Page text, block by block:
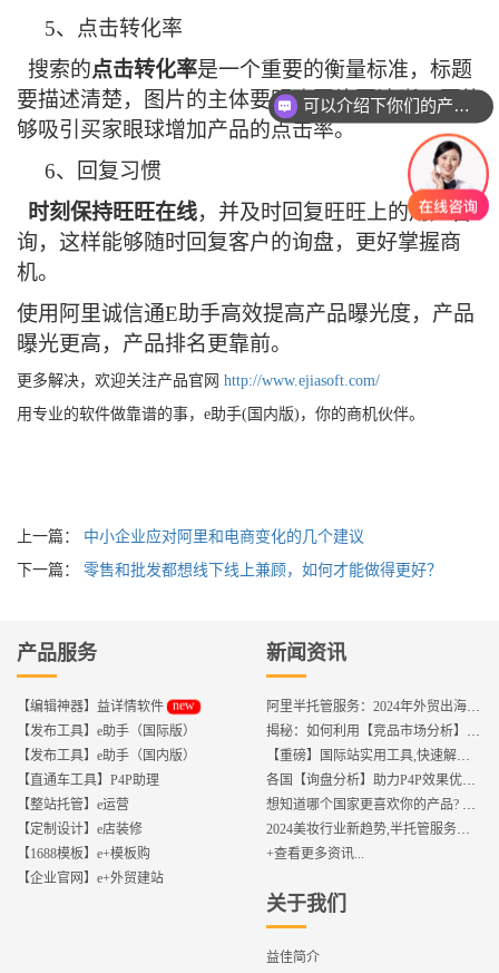
5、点击转化率
搜索的点击转化率是一个重要的衡量标准，标题
要描述清楚，图片的主体要明确图片要清晰，要能
够吸引买家眼球增加产品的点击率。
6、回复习惯
时刻保持旺旺在线，并及时回复旺旺上的用户咨
询，这样能够随时回复客户的询盘，更好掌握商
机。
使用阿里诚信通E助手高效提高产品曝光度，产品
曝光更高，产品排名更靠前。
更多解决，欢迎关注产品官网 http://www.ejiasoft.com/
用专业的软件做靠谱的事，e助手(国内版)，你的商机伙伴。
上一篇： 中小企业应对阿里和电商变化的几个建议
下一篇： 零售和批发都想线下线上兼顾，如何才能做得更好？
产品服务
【编辑神器】益详情软件 new
【发布工具】e助手（国际版）
【发布工具】e助手（国内版）
【直通车工具】P4P助理
【整站托管】e运营
【定制设计】e店装修
【1688模板】e+模板购
【企业官网】e+外贸建站
新闻资讯
阿里半托管服务：2024年外贸出海热潮的主旋律
揭秘：如何利用【竞品市场分析】优化店铺流量？
【重磅】国际站实用工具,快速解决运营中的5大琐事，一键提升运营效率!
各国【询盘分析】助力P4P效果优化,提升ROI!
想知道哪个国家更喜欢你的产品? 来这找到答案!
2024美妆行业新趋势,半托管服务抢占流量红利
+查看更多资讯...
关于我们
益佳简介
可以介绍下你们的产品么？